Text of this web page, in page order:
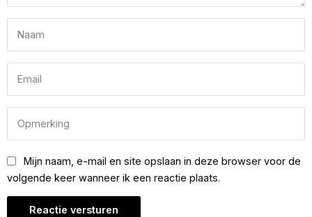
Mijn naam, e-mail en site opslaan in deze browser voor de
volgende keer wanneer ik een reactie plaats.